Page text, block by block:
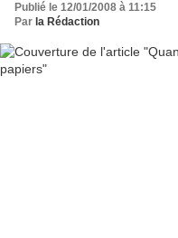
Publié le 12/01/2008 à 11:15
Par la Rédaction